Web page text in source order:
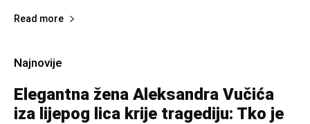
Read more
Najnovije
Elegantna žena Aleksandra Vučića
iza lijepog lica krije tragediju: Tko je